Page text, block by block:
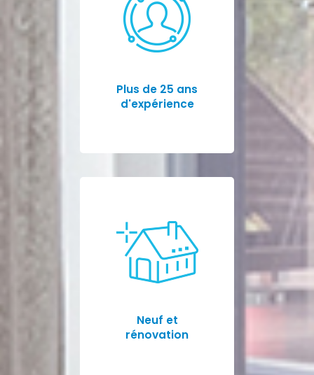
Plus de 25 ans
d'expérience
Neuf et
rénovation